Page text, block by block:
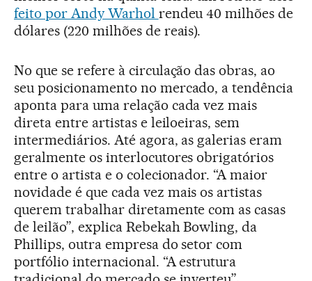
feito por Andy Warhol rendeu 40 milhões de
dólares (220 milhões de reais).
No que se refere à circulação das obras, ao
seu posicionamento no mercado, a tendência
aponta para uma relação cada vez mais
direta entre artistas e leiloeiras, sem
intermediários. Até agora, as galerias eram
geralmente os interlocutores obrigatórios
entre o artista e o colecionador. “A maior
novidade é que cada vez mais os artistas
querem trabalhar diretamente com as casas
de leilão”, explica Rebekah Bowling, da
Phillips, outra empresa do setor com
portfólio internacional. “A estrutura